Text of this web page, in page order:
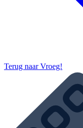
Terug naarVroeg!